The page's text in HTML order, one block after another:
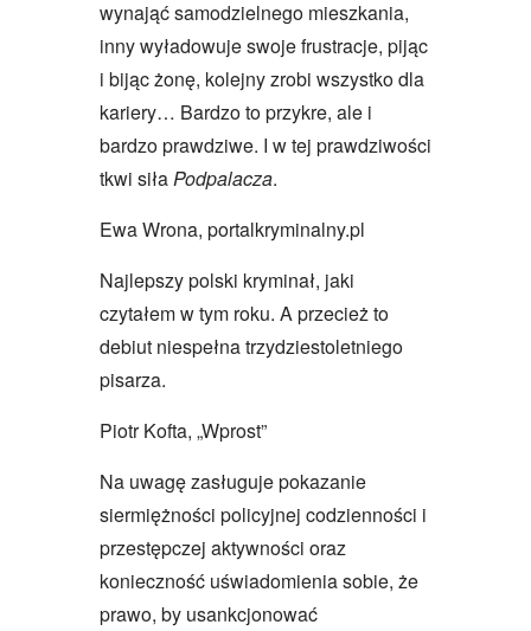
wynająć samodzielnego mieszkania,
inny wyładowuje swoje frustracje, pijąc
i bijąc żonę, kolejny zrobi wszystko dla
kariery… Bardzo to przykre, ale i
bardzo prawdziwe. I w tej prawdziwości
tkwi siłaPodpalacza.
Ewa Wrona, portalkryminalny.pl
Najlepszy polski kryminał, jaki
czytałem w tym roku. A przecież to
debiut niespełna trzydziestoletniego
pisarza.
Piotr Kofta, „Wprost”
Na uwagę zasługuje pokazanie
siermiężności policyjnej codzienności i
przestępczej aktywności oraz
konieczność uświadomienia sobie, że
prawo, by usankcjonować